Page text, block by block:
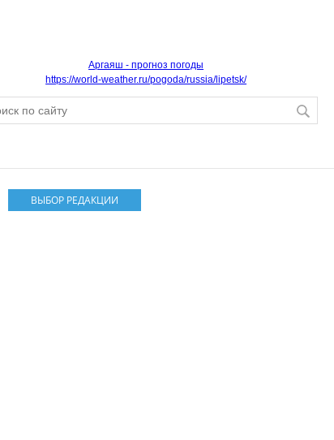
Аргаяш - прогноз погоды
https://world-weather.ru/pogoda/russia/lipetsk/
ВЫБОР РЕДАКЦИИ